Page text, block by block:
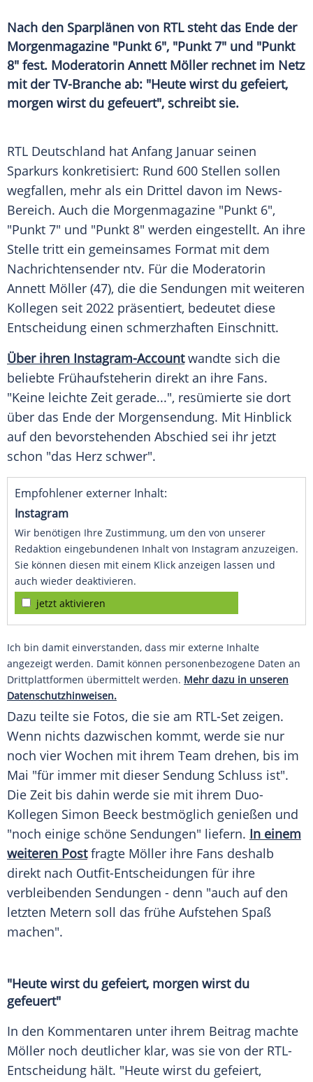
Nach den Sparplänen von RTL steht das Ende der
Morgenmagazine "Punkt 6", "Punkt 7" und "Punkt
8" fest. Moderatorin Annett Möller rechnet im Netz
mit der TV-Branche ab: "Heute wirst du gefeiert,
morgen wirst du gefeuert", schreibt sie.
RTL Deutschland hat Anfang Januar seinen
Sparkurs konkretisiert: Rund 600 Stellen sollen
wegfallen, mehr als ein Drittel davon im News-
Bereich. Auch die Morgenmagazine "Punkt 6",
"Punkt 7" und "Punkt 8" werden eingestellt. An ihre
Stelle tritt ein gemeinsames Format mit dem
Nachrichtensender ntv. Für die Moderatorin
Annett Möller (47), die die Sendungen mit weiteren
Kollegen seit 2022 präsentiert, bedeutet diese
Entscheidung einen schmerzhaften Einschnitt.
Über ihren Instagram-Accountwandte sich die
beliebte Frühaufsteherin direkt an ihre Fans.
"Keine leichte Zeit gerade...", resümierte sie dort
über das Ende der Morgensendung. Mit Hinblick
auf den bevorstehenden Abschied sei ihr jetzt
schon "das Herz schwer".
Empfohlener externer Inhalt:
Instagram
Wir benötigen Ihre Zustimmung, um den von unserer
Redaktion eingebundenen Inhalt von Instagram anzuzeigen.
Sie können diesen mit einem Klick anzeigen lassen und
auch wieder deaktivieren.
jetzt aktivieren
Ich bin damit einverstanden, dass mir externe Inhalte
angezeigt werden. Damit können personenbezogene Daten an
Drittplattformen übermittelt werden. Mehr dazu in unseren
Datenschutzhinweisen.
Dazu teilte sie Fotos, die sie am RTL-Set zeigen.
Wenn nichts dazwischen kommt, werde sie nur
noch vier Wochen mit ihrem Team drehen, bis im
Mai "für immer mit dieser Sendung Schluss ist".
Die Zeit bis dahin werde sie mit ihrem Duo-
Kollegen Simon Beeck bestmöglich genießen und
"noch einige schöne Sendungen" liefern. In einem
weiteren Postfragte Möller ihre Fans deshalb
direkt nach Outfit-Entscheidungen für ihre
verbleibenden Sendungen - denn "auch auf den
letzten Metern soll das frühe Aufstehen Spaß
machen".
"Heute wirst du gefeiert, morgen wirst du
gefeuert"
In den Kommentaren unter ihrem Beitrag machte
Möller noch deutlicher klar, was sie von der RTL-
Entscheidung hält. "Heute wirst du gefeiert,